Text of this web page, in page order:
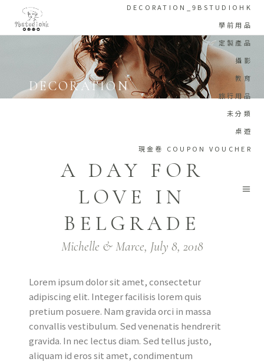
DECORATION_9BSTUDIOHK
學前用品
定製產品
攝影
教育
旅行用品
未分類
桌遊
現金卷 COUPON VOUCHER
DECORATION
A DAY FOR
LOVE IN
BELGRADE
Michelle & Marce, July 8, 2018
Lorem ipsum dolor sit amet, consectetur
adipiscing elit. Integer facilisis lorem quis
pretium posuere. Nam gravida orci in massa
convallis vestibulum. Sed venenatis hendrerit
gravida. In nec lectus diam. Sed tellus justo,
aliquam id eros sit amet, condimentum